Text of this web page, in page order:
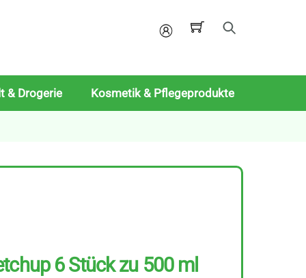
Mein
& Drogerie Kosmetik & Pflegeprodukte
6 Stück zu 500 ml